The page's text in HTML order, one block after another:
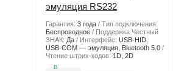
эмуляция RS232
Гарантия: 3 года
Тип подключения:
Беспроводное
Поддержка Честный
ЗНАК: Да Интерфейс: USB-HID,
USB-COM — эмуляция, Bluetooth 5.0
Чтение штрих-кодов: 1D, 2D
В